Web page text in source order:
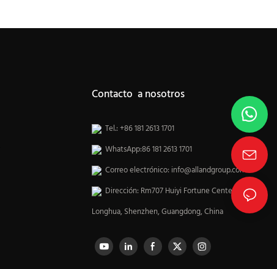
Contacto a nosotros
Tel.: +86 181 2613 1701
WhatsApp:86 181 2613 1701
Correo electrónico: info@allandgroup.com
Dirección: Rm707 Huiyi Fortune Center,
Longhua, Shenzhen, Guangdong, China